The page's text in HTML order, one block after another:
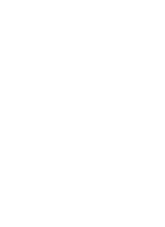
Red синий с красным